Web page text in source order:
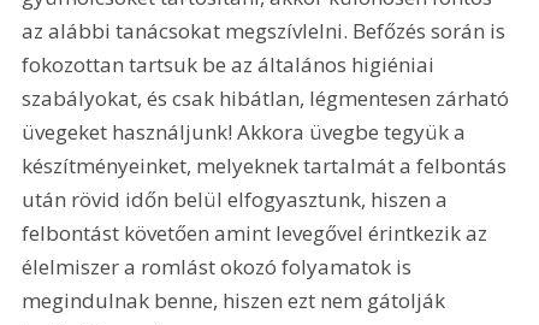
az alábbi tanácsokat megszívlelni. Befőzés során is
fokozottan tartsuk be az általános higiéniai
szabályokat, és csak hibátlan, légmentesen zárható
üvegeket használjunk! Akkora üvegbe tegyük a
készítményeinket, melyeknek tartalmát a felbontás
után rövid időn belül elfogyasztunk, hiszen a
felbontást követően amint levegővel érintkezik az
élelmiszer a romlást okozó folyamatok is
megindulnak benne, hiszen ezt nem gátolják